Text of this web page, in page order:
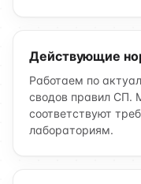
Действующие
Работаем по
сводов правил СП.
соответствуют
лабораториям.